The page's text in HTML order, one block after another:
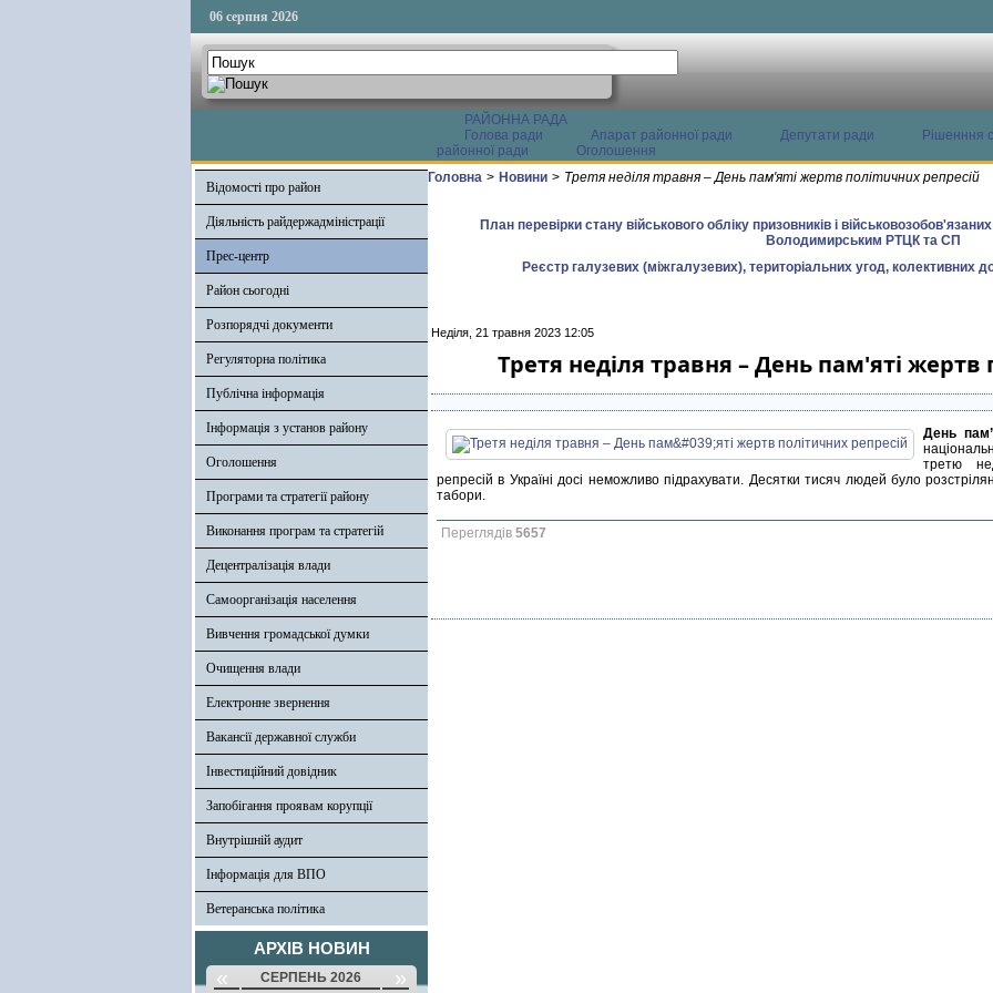
06 серпня 2026
РАЙОННА РАДА
Голова ради
Апарат районної ради Депутати ради Рішенння
районної ради
Оголошення
Відомості про район
Діяльність райдержадміністрації
Прес-центр
Район сьогодні
Розпорядчі документи
Регуляторна політика
Публічна інформація
Інформація з установ району
Оголошення
Програми та стратегії району
Виконання програм та стратегій
Децентралізація влади
Самоорганізація населення
Вивчення громадської думки
Очищення влади
Електронне звернення
Вакансії державної служби
Інвестиційний довідник
Запобігання проявам корупції
Внутрішній аудит
Інформація для ВПО
Ветеранська політика
АРХІВ НОВИН
« СЕРПЕНЬ 2026 »
Головна > Новини > Третя неділя травня – День пам'яті жертв політичних репресій
План перевірки стану військового обліку призовників і
Володимирським РТЦК та СП
Реєстр галузевих (міжгалузевих), територіальних угод, колективних
Неділя, 21 травня 2023 12:05
Третя неділя травня – День пам'яті жертв
День
третю
репресій в Україні досі неможливо підрахувати. Десятки тисяч людей було
табори.
Переглядів 5657